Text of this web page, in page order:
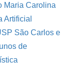
Maria Carolina
Artificial
São Carlos e
de